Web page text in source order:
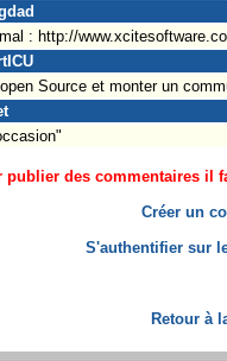
: http://
Source et monter un
publier des commentaires il
Créer un
S'authentifier sur
Retour à